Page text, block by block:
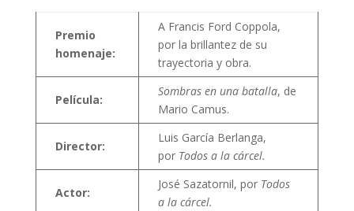
Premio
homenaje:
A Francis Ford Coppola,
por la brillantez de su
trayectoria y obra.
Película:
Sombras en una batalla, de
Mario Camus.
Director:
Luis García Berlanga,
por Todos a la cárcel.
Actor:
José Sazatornil, por Todos
a la cárcel.